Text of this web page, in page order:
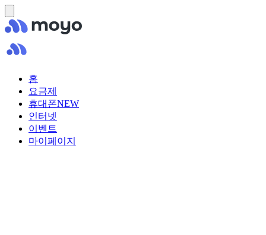
홈
요금제
휴대폰NEW
인터넷
이벤트
마이페이지